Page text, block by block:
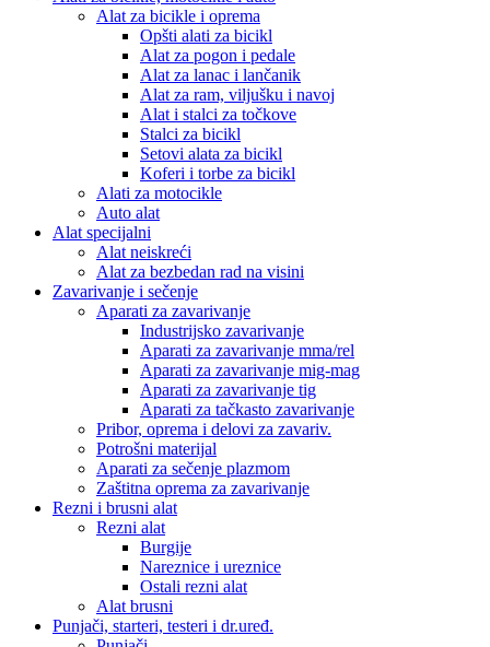
Alat za bicikle i oprema
Opšti alati za bicikl
Alat za pogon i pedale
Alat za lanac i lančanik
Alat za ram, viljušku i navoj
Alat i stalci za točkove
Stalci za bicikl
Setovi alata za bicikl
Koferi i torbe za bicikl
Alati za motocikle
Auto alat
Alat specijalni
Alat neiskreći
Alat za bezbedan rad na visini
Zavarivanje i sečenje
Aparati za zavarivanje
Industrijsko zavarivanje
Aparati za zavarivanje mma/rel
Aparati za zavarivanje mig-mag
Aparati za zavarivanje tig
Aparati za tačkasto zavarivanje
Pribor, oprema i delovi za zavariv.
Potrošni materijal
Aparati za sečenje plazmom
Zaštitna oprema za zavarivanje
Rezni i brusni alat
Rezni alat
Burgije
Nareznice i ureznice
Ostali rezni alat
Alat brusni
Punjači, starteri, testeri i dr.uređ.